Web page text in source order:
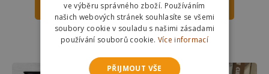
DO KOŠÍKU
Skladem
Odešlemezítra
DO KOŠÍKU
Skladem
Odešlemezítra
ve výběru správného zboží. Používáním
našich webových stránek souhlasíte se všemi
soubory cookie v souladu s našimi zásadami
používání souborů cookie. Více informací
PŘIJMOUT VŠE